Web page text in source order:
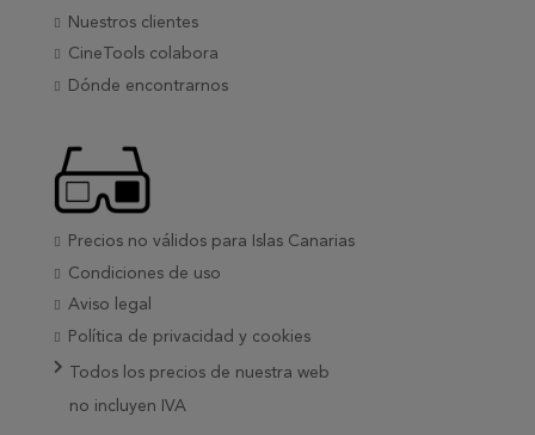
Nuestros clientes
CineTools colabora
Dónde encontrarnos
Precios no válidos para Islas Canarias
Condiciones de uso
Aviso legal
Política de privacidad y cookies
Todos los precios de nuestra web
no incluyen IVA